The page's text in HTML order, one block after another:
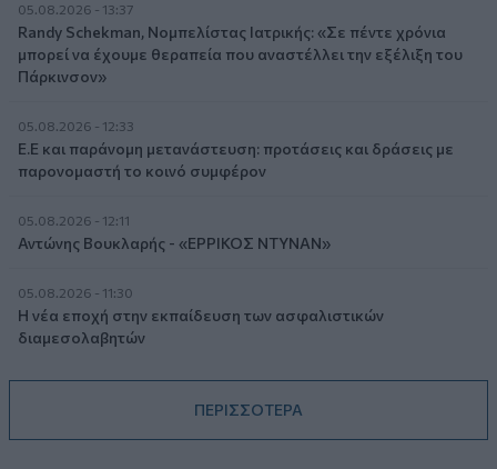
05.08.2026 - 13:37
Randy Schekman, Νομπελίστας Ιατρικής: «Σε πέντε χρόνια
μπορεί να έχουμε θεραπεία που αναστέλλει την εξέλιξη του
Πάρκινσον»
05.08.2026 - 12:33
Ε.Ε και παράνομη μετανάστευση: προτάσεις και δράσεις με
παρονομαστή το κοινό συμφέρον
05.08.2026 - 12:11
Αντώνης Βουκλαρής - «ΕΡΡΙΚΟΣ ΝΤΥΝΑΝ»
05.08.2026 - 11:30
Η νέα εποχή στην εκπαίδευση των ασφαλιστικών
διαμεσολαβητών
ΠΕΡΙΣΣΟΤΕΡΑ